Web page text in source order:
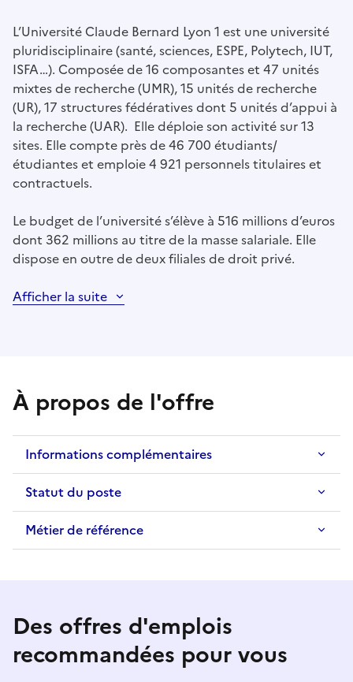
L’Université Claude Bernard Lyon 1 est une université
pluridisciplinaire (santé, sciences, ESPE, Polytech, IUT,
ISFA…). Composée de 16 composantes et 47 unités
mixtes de recherche (UMR), 15 unités de recherche
(UR), 17 structures fédératives dont 5 unités d’appui à
la recherche (UAR). Elle déploie son activité sur 13
sites. Elle compte près de 46 700 étudiants/
étudiantes et emploie 4 921 personnels titulaires et
contractuels.
Le budget de l’université s’élève à 516 millions d’euros
dont 362 millions au titre de la masse salariale. Elle
dispose en outre de deux filiales de droit privé.
Afficher la suite
À propos de l'offre
Informations complémentaires
Statut du poste
Métier de référence
Des offres d'emplois
recommandées pour vous